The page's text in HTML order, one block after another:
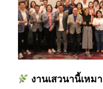
งานเสวนานี้เหม